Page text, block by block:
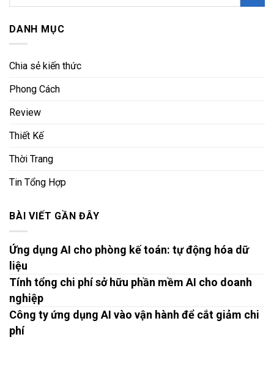
DANH MỤC
Chia sẻ kiến thức
Phong Cách
Review
Thiết Kế
Thời Trang
Tin Tổng Hợp
BÀI VIẾT GẦN ĐÂY
Ứng dụng AI cho phòng kế toán: tự động hóa dữ
liệu
Tính tổng chi phí sở hữu phần mềm AI cho doanh
nghiệp
Công ty ứng dụng AI vào vận hành để cắt giảm chi
phí